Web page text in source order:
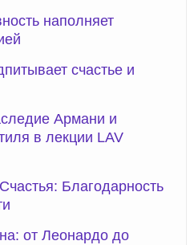
наполняет
счастье и
Армани и
в лекции LAV
Благодарность
от Леонардо до